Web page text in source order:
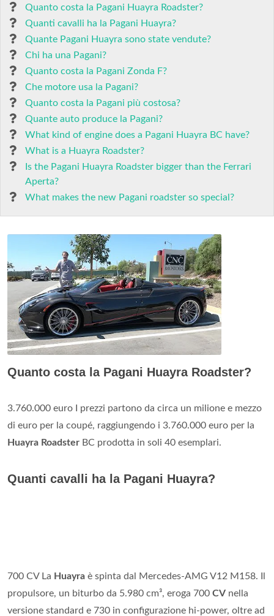
Quanto costa la Pagani Huayra Roadster?
Quanti cavalli ha la Pagani Huayra?
Quante Pagani Huayra sono state vendute?
Chi ha una Pagani?
Quanto costa la Pagani Zonda F?
Che motore usa la Pagani?
Quanto costa la Pagani più costosa?
Quante auto produce la Pagani?
What kind of engine does a Pagani Huayra BC have?
What is a Huayra Roadster?
Is the Pagani Huayra Roadster bigger than the Ferrari
Aperta?
What makes the new Pagani roadster so special?
Quanto costa la Pagani Huayra Roadster?
3.760.000 euro I prezzi partono da circa un milione e mezzo
di euro per la coupé, raggiungendo i 3.760.000 euro per la
Huayra Roadster BC prodotta in soli 40 esemplari.
Quanti cavalli ha la Pagani Huayra?
700 CV La Huayra è spinta dal Mercedes-AMG V12 M158. Il
propulsore, un biturbo da 5.980 cm³, eroga 700 CV nella
versione standard e 730 in configurazione hi-power, oltre ad